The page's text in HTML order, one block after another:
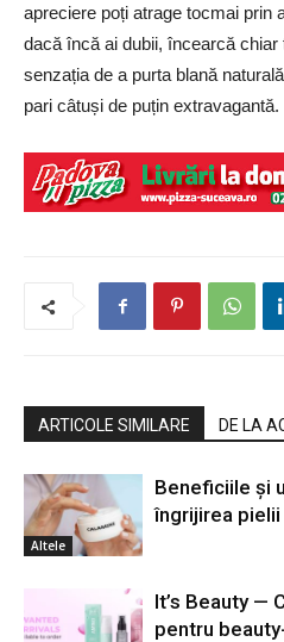
apreciere poți atrage tocmai prin
dacă încă ai dubii, încearcă chiar
senzația de a purta blană
pari câtuși de puțin extravagantă.
ARTICOLE SIMILARE DE LA
Altele
Beneficiile și
îngrijirea pielii
It’s Beauty —
pentru